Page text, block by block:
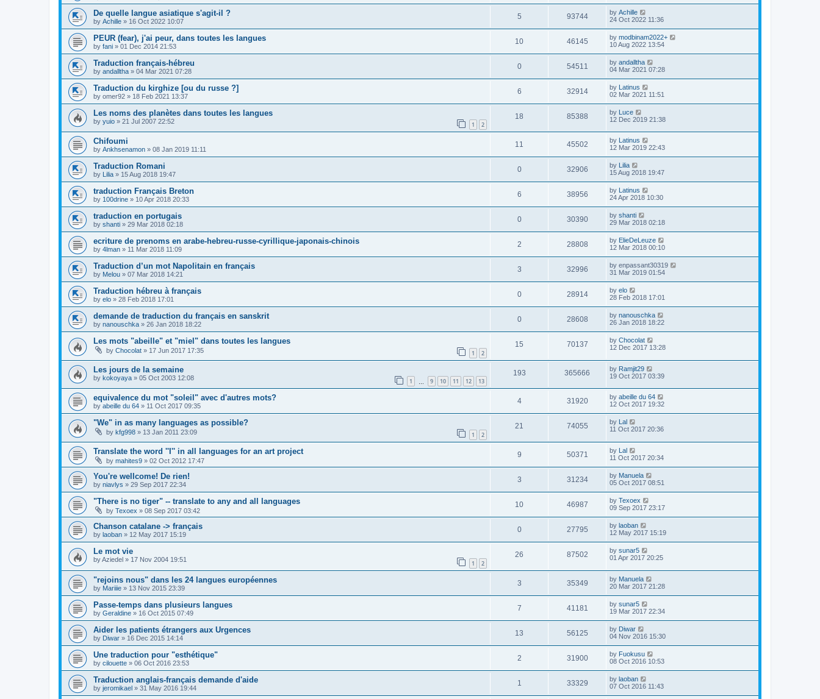
De quelle langue asiatique s'agit-il ?
by Achille » 16 Oct 2022 10:07
5 93744 by Achille
24 Oct 2022 11:36
PEUR (fear), j'ai peur, dans toutes les langues
by fani » 01 Dec 2014 21:53
10 46145 by modbinam2022+
10 Aug 2022 13:54
Traduction français-hébreu
by andalltha » 04 Mar 2021 07:28
0 54511 by andalltha
04 Mar 2021 07:28
Traduction du kirghize [ou du russe ?]
by omer92 » 18 Feb 2021 13:37
6 32914 by Latinus
02 Mar 2021 11:51
Les noms des planètes dans toutes les langues
by yuio » 21 Jul 2007 22:52 1 2
18 85388 by Luce
12 Dec 2019 21:38
Chifoumi
by Ankhsenamon » 08 Jan 2019 11:11
11 45502 by Latinus
12 Mar 2019 22:43
Traduction Romani
by Lilia » 15 Aug 2018 19:47
0 32906 by Lilia
15 Aug 2018 19:47
traduction Français Breton
by 100drine » 10 Apr 2018 20:33
6 38956 by Latinus
24 Apr 2018 10:30
traduction en portugais
by shanti » 29 Mar 2018 02:18
0 30390 by shanti
29 Mar 2018 02:18
ecriture de prenoms en arabe-hebreu-russe-cyrillique-japonais-chinois
by 4lman » 11 Mar 2018 11:09
2 28808 by ElieDeLeuze
12 Mar 2018 00:10
Traduction d’un mot Napolitain en français
by Melou » 07 Mar 2018 14:21
3 32996 by enpassant30319
31 Mar 2019 01:54
Traduction hébreu à français
by elo » 28 Feb 2018 17:01
0 28914 by elo
28 Feb 2018 17:01
demande de traduction du français en sanskrit
by nanouschka » 26 Jan 2018 18:22
0 28608 by nanouschka
26 Jan 2018 18:22
Les mots "abeille" et "miel" dans toutes les langues
by Chocolat » 17 Jun 2017 17:35 1 2
15 70137 by Chocolat
12 Dec 2017 13:28
Les jours de la semaine
by kokoyaya » 05 Oct 2003 12:08 1 9 10 11 12 13
193 365666 by Ramjit29
19 Oct 2017 03:39
equivalence du mot "soleil" avec d'autres mots?
by abeille du 64 » 11 Oct 2017 09:35
4 31920 by abeille du 64
12 Oct 2017 19:32
"We" in as many languages as possible?
by kfg998 » 13 Jan 2011 23:09 1 2
21 74055 by Lal
11 Oct 2017 20:36
Translate the word ''I'' in all languages for an art project
by mahites9 » 02 Oct 2012 17:47
9 50371 by Lal
11 Oct 2017 20:34
You're wellcome! De rien!
by niavlys » 29 Sep 2017 22:34
3 31234 by Manuela
05 Oct 2017 08:51
"There is no tiger" -- translate to any and all languages
by Texoex » 08 Sep 2017 03:42
10 46987 by Texoex
09 Sep 2017 23:17
Chanson catalane -> français
by laoban » 12 May 2017 15:19
0 27795 by laoban
12 May 2017 15:19
Le mot vie
byAziedel » 17 Nov 2004 19:51 1 2
26 87502 by sunar5
01 Apr 2017 20:25
"rejoins nous" dans les 24 langues européennes
by Mariiie » 13 Nov 2015 23:39
3 35349 by Manuela
20 Mar 2017 21:28
Passe-temps dans plusieurs langues
by Geraldine » 16 Oct 2015 07:49
7 41181 by sunar5
19 Mar 2017 22:34
Aider les patients étrangers aux Urgences
by Diwar » 16 Dec 2015 14:14
13 56125 by Diwar
04 Nov 2016 15:30
Une traduction pour "esthétique"
by cilouette » 06 Oct 2016 23:53
2 31900 by Fuokusu
08 Oct 2016 10:53
Traduction anglais-français demande d'aide
by jeromikael » 31 May 2016 19:44
1 33329 by laoban
07 Oct 2016 11:43